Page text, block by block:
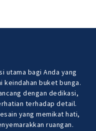
utama bagi Anda yang
keindahan buket bunga.
dengan dedikasi,
terhadap detail.
yang memikat hati,
ruangan.